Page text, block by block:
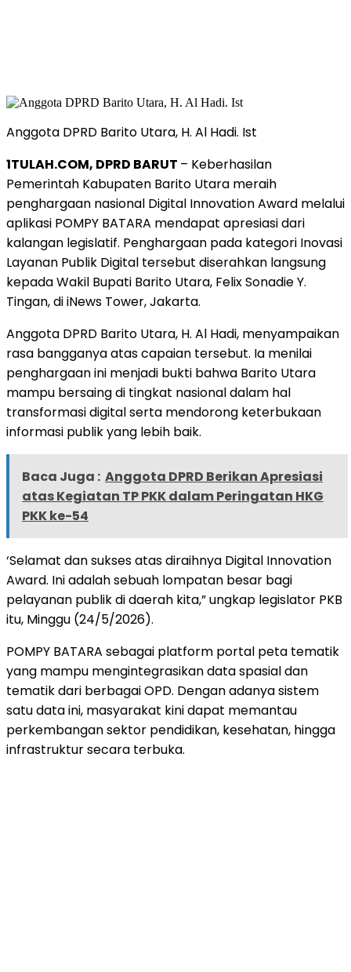
Anggota DPRD Barito Utara, H. Al Hadi. Ist
1TULAH.COM, DPRD BARUT – Keberhasilan
Pemerintah Kabupaten Barito Utara meraih
penghargaan nasional Digital Innovation Award melalui
aplikasi POMPY BATARA mendapat apresiasi dari
kalangan legislatif. Penghargaan pada kategori Inovasi
Layanan Publik Digital tersebut diserahkan langsung
kepada Wakil Bupati Barito Utara, Felix Sonadie Y.
Tingan, di iNews Tower, Jakarta.
Anggota DPRD Barito Utara, H. Al Hadi, menyampaikan
rasa bangganya atas capaian tersebut. Ia menilai
penghargaan ini menjadi bukti bahwa Barito Utara
mampu bersaing di tingkat nasional dalam hal
transformasi digital serta mendorong keterbukaan
informasi publik yang lebih baik.
Baca Juga : Anggota DPRD Berikan Apresiasi
atas Kegiatan TP PKK dalam Peringatan HKG
PKK ke-54
‘Selamat dan sukses atas diraihnya Digital Innovation
Award. Ini adalah sebuah lompatan besar bagi
pelayanan publik di daerah kita,” ungkap legislator PKB
itu, Minggu (24/5/2026).
POMPY BATARA sebagai platform portal peta tematik
yang mampu mengintegrasikan data spasial dan
tematik dari berbagai OPD. Dengan adanya sistem
satu data ini, masyarakat kini dapat memantau
perkembangan sektor pendidikan, kesehatan, hingga
infrastruktur secara terbuka.